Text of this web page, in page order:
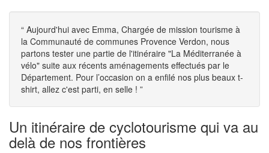
“ Aujourd'hui avec Emma, Chargée de mission tourisme à
la Communauté de communes Provence Verdon, nous
partons tester une partie de l'itinéraire "La Méditerranée à
vélo" suite aux récents aménagements effectués par le
Département. Pour l’occasion on a enfilé nos plus beaux t-
shirt, allez c'est parti, en selle ! ”
Un itinéraire de cyclotourisme qui va au
delà de nos frontières